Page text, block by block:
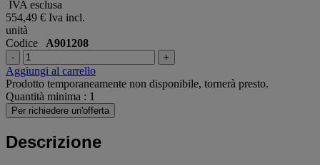
IVA esclusa
554,49 € Iva incl.
unità
Codice A901208
- +
Aggiungi al carrello
Prodotto temporaneamente non disponibile, tornerà presto.
Quantità minima : 1
Per richiedere un'offerta
Descrizione